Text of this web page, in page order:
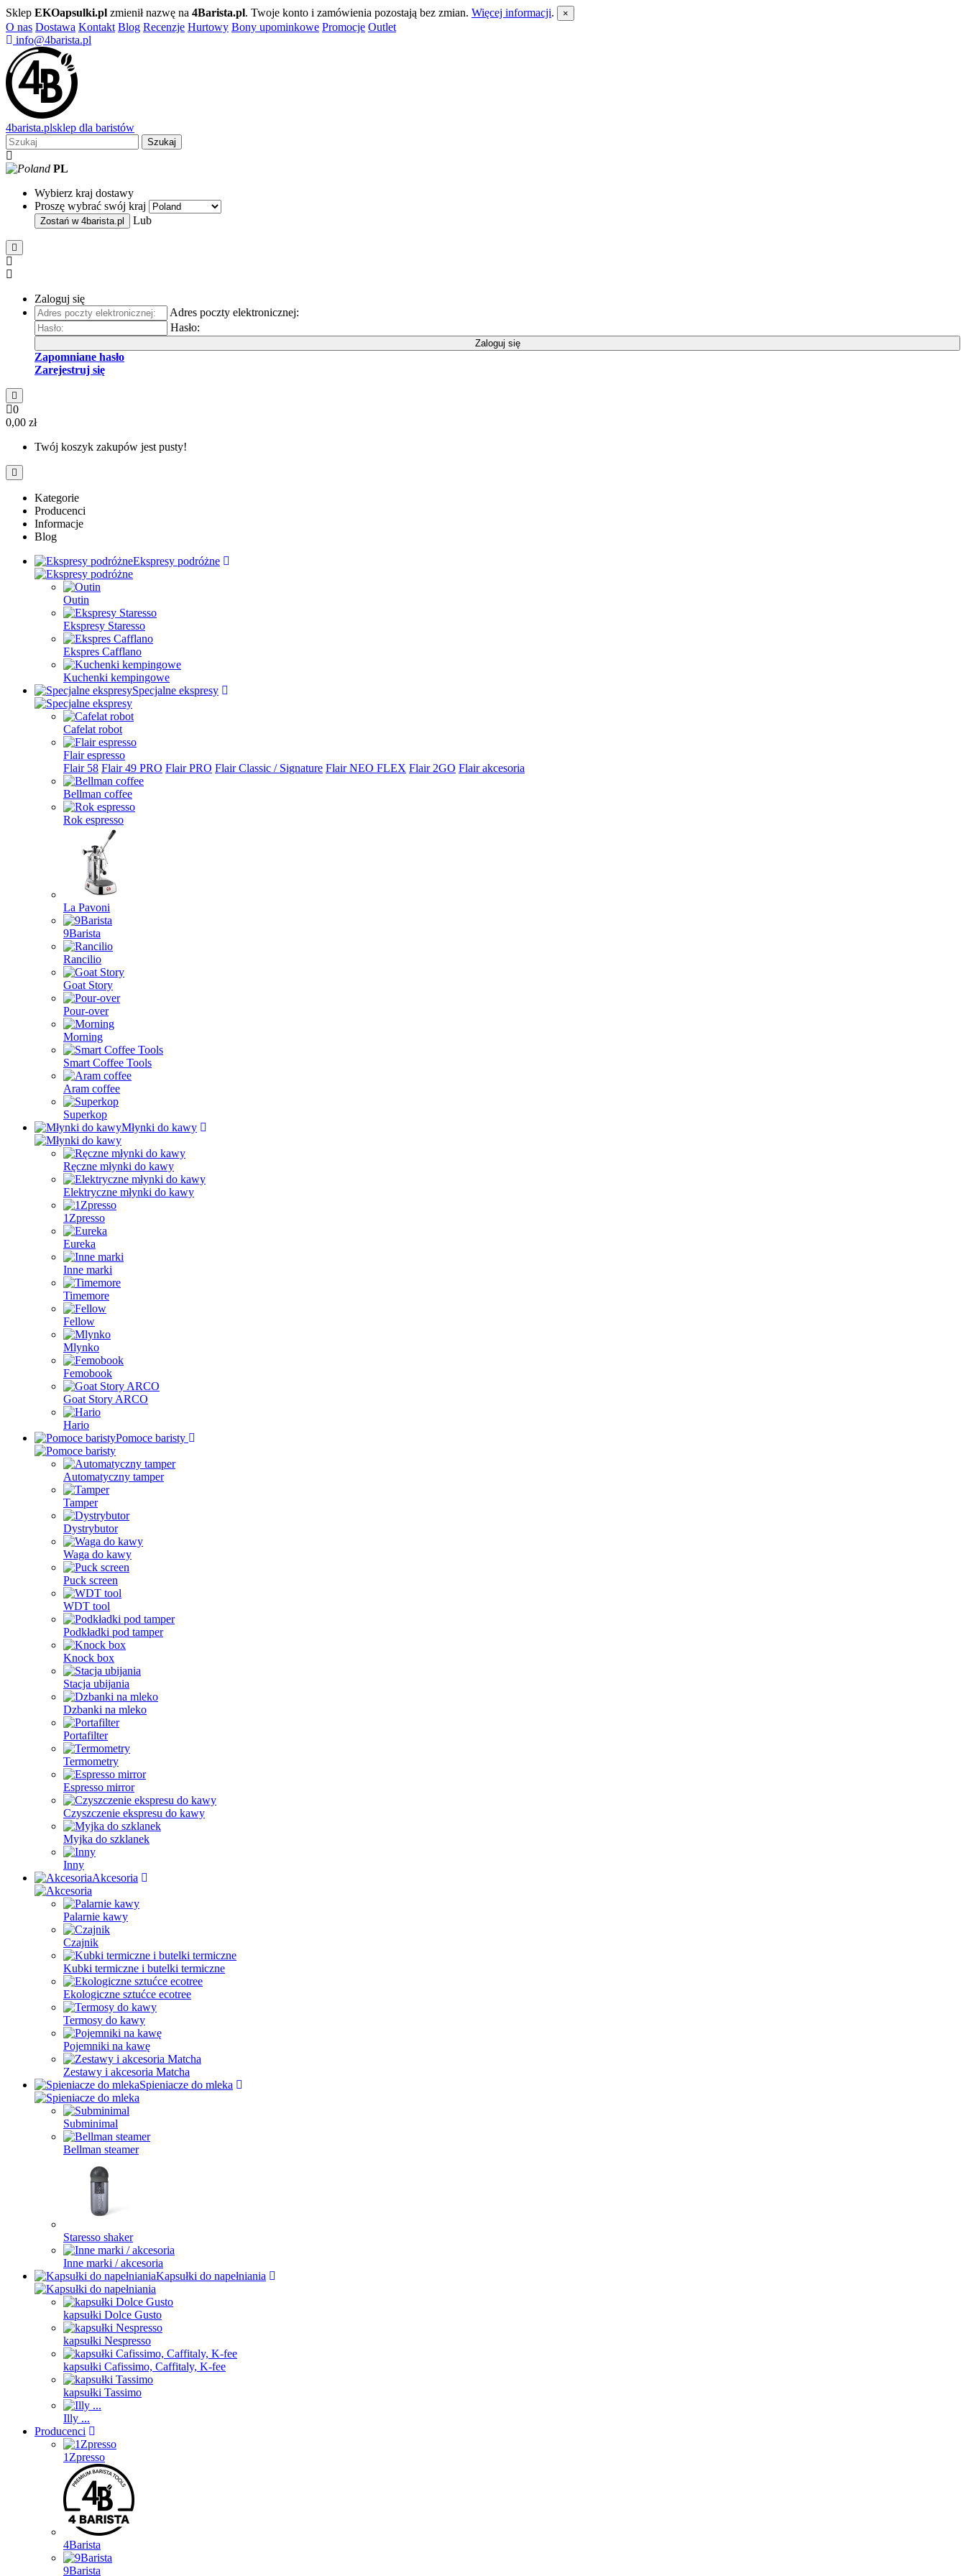
Sklep EKOapsulki.pl zmienił nazwę na 4Barista.pl. Twoje konto i zamówienia pozostają bez zmian. Więcej informacji. ×
O nas Dostawa Kontakt Blog Recenzje Hurtowy Bony upominkowe Promocje Outlet
info@4barista.pl
4barista.plsklep dla baristów
Szukaj
PL
Wybierz kraj dostawy
Proszę wybrać swój kraj
Zostań w 4barista.pl Lub
Zaloguj się
Adres poczty elektronicznej:
Hasło:
Zaloguj się
Zapomniane hasło
Zarejestruj się
0
0,00 zł
Twój koszyk zakupów jest pusty!
Kategorie
Producenci
Informacje
Blog
Ekspresy podróżne
Outin
Ekspresy Staresso
Ekspres Cafflano
Kuchenki kempingowe
Specjalne ekspresy
Cafelat robot
Flair espresso
Flair 58 Flair 49 PRO Flair PRO Flair Classic / Signature Flair NEO FLEX Flair 2GO Flair akcesoria
Bellman coffee
Rok espresso
La Pavoni
9Barista
Rancilio
Goat Story
Pour-over
Morning
Smart Coffee Tools
Aram coffee
Superkop
Młynki do kawy
Ręczne młynki do kawy
Elektryczne młynki do kawy
1Zpresso
Eureka
Inne marki
Timemore
Fellow
Mlynko
Femobook
Goat Story ARCO
Hario
Pomoce baristy
Automatyczny tamper
Tamper
Dystrybutor
Waga do kawy
Puck screen
WDT tool
Podkładki pod tamper
Knock box
Stacja ubijania
Dzbanki na mleko
Portafilter
Termometry
Espresso mirror
Czyszczenie ekspresu do kawy
Myjka do szklanek
Inny
Akcesoria
Palarnie kawy
Czajnik
Kubki termiczne i butelki termiczne
Ekologiczne sztućce ecotree
Termosy do kawy
Pojemniki na kawę
Zestawy i akcesoria Matcha
Spieniacze do mleka
Subminimal
Bellman steamer
Staresso shaker
Inne marki / akcesoria
Kapsułki do napełniania
kapsułki Dolce Gusto
kapsułki Nespresso
kapsułki Cafissimo, Caffitaly, K-fee
kapsułki Tassimo
Illy ...
Producenci
1Zpresso
4Barista
9Barista